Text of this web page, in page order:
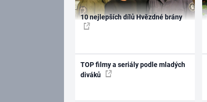
10 nejlepších dílů Hvězdné brány
TOP filmy a seriály podle mladých
diváků